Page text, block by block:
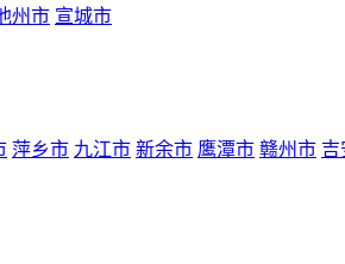
州市 宣城市
萍乡市 九江市 新余市 鹰潭市 赣州市 吉